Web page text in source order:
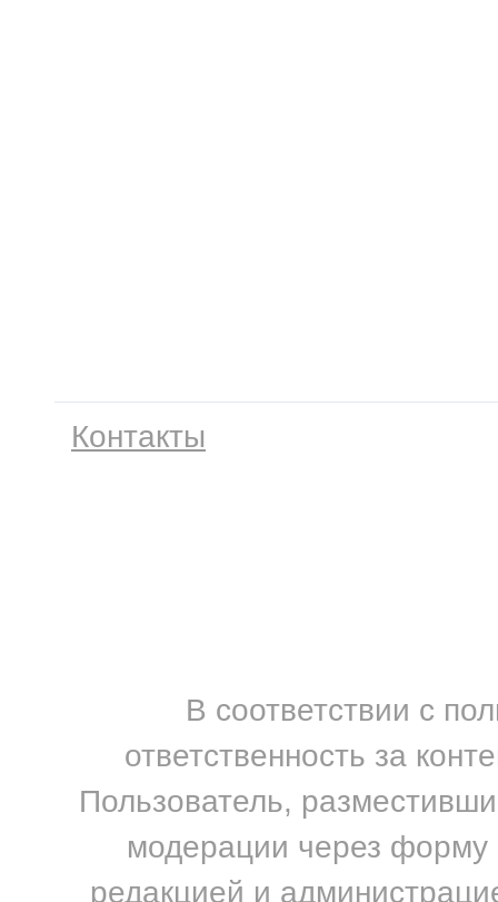
Контакты
В соответствии с
ответственность за
Пользователь,
модерации через форму
редакцией и